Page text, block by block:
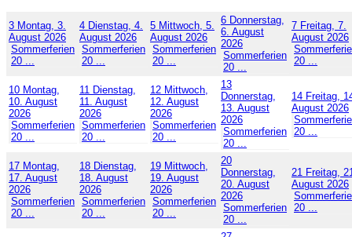
3 Montag, 3.
August 2026
Sommerferien
20 ...
4 Dienstag, 4.
August 2026
Sommerferien
20 ...
5 Mittwoch, 5.
August 2026
Sommerferien
20 ...
6 Donnerstag,
6. August
2026
Sommerferien
20 ...
7 Freitag, 7.
August 2026
20 ...
10 Montag,
10. August
2026
Sommerferien
20 ...
11 Dienstag,
11. August
2026
Sommerferien
20 ...
12 Mittwoch,
12. August
2026
Sommerferien
20 ...
13
Donnerstag,
13. August
2026
Sommerferien
20 ...
14 Freitag,
August 2026
20 ...
17 Montag,
17. August
2026
Sommerferien
20 ...
18 Dienstag,
18. August
2026
Sommerferien
20 ...
19 Mittwoch,
19. August
2026
Sommerferien
20 ...
20
Donnerstag,
20. August
2026
Sommerferien
20 ...
21 Freitag,
August 2026
20 ...